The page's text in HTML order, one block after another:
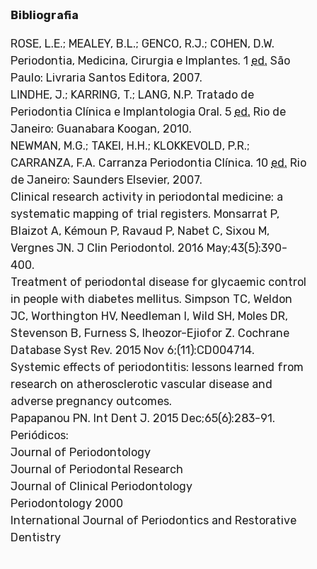
Bibliografia
ROSE, L.E.; MEALEY, B.L.; GENCO, R.J.; COHEN, D.W.
Periodontia, Medicina, Cirurgia e Implantes. 1 ed. São
Paulo: Livraria Santos Editora, 2007.
LINDHE, J.; KARRING, T.; LANG, N.P. Tratado de
Periodontia Clínica e Implantologia Oral. 5 ed. Rio de
Janeiro: Guanabara Koogan, 2010.
NEWMAN, M.G.; TAKEI, H.H.; KLOKKEVOLD, P.R.;
CARRANZA, F.A. Carranza Periodontia Clínica. 10 ed. Rio
de Janeiro: Saunders Elsevier, 2007.
Clinical research activity in periodontal medicine: a
systematic mapping of trial registers. Monsarrat P,
Blaizot A, Kémoun P, Ravaud P, Nabet C, Sixou M,
Vergnes JN. J Clin Periodontol. 2016 May;43(5):390-
400.
Treatment of periodontal disease for glycaemic control
in people with diabetes mellitus. Simpson TC, Weldon
JC, Worthington HV, Needleman I, Wild SH, Moles DR,
Stevenson B, Furness S, Iheozor-Ejiofor Z. Cochrane
Database Syst Rev. 2015 Nov 6;(11):CD004714.
Systemic effects of periodontitis: lessons learned from
research on atherosclerotic vascular disease and
adverse pregnancy outcomes.
Papapanou PN. Int Dent J. 2015 Dec;65(6):283-91.
Periódicos:
Journal of Periodontology
Journal of Periodontal Research
Journal of Clinical Periodontology
Periodontology 2000
International Journal of Periodontics and Restorative
Dentistry